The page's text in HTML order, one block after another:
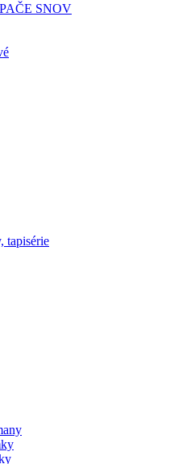
SNOV
tapisérie